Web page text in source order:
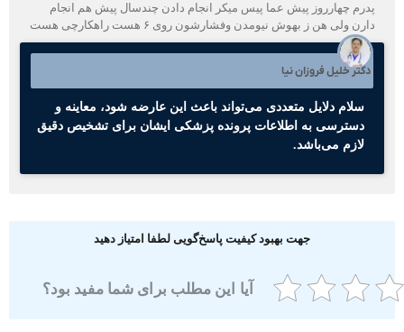
چهارروز پیش عما پیس میکر انجام دادن چندسال پیش هم انجام
ولی هن ز بهوش نیومدن وفشارشون روی ۶ هست راهکارچی هست
دکتر خلیل فروزان نیا
سلام دلایل متعددی می‌تواند باعث این عارضه شود، معاینه و
دسترسی به اطلاعات پرونده پزشکی ایشان برای تشخیص دقیق
لازم می‌باشد.
جهت بهبود کیفیت پاسخ‌گویی لطفا امتیاز دهید
آیا این مطلب برای شما مفید بود؟